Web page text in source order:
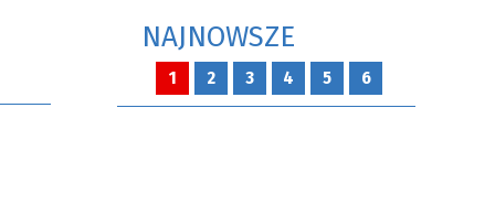
NAJNOWSZE
1 2 3 4 5 6